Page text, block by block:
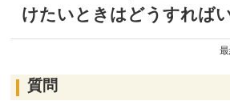
けたいときはどうすれば
質問